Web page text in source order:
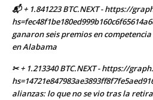
📬 + 1.841223 BTC.NEXT - https://
ganaron seis premios en
en Alabama
✂ + 1.213340 BTC.NEXT - https://
alianzas: lo que no se vio tras la